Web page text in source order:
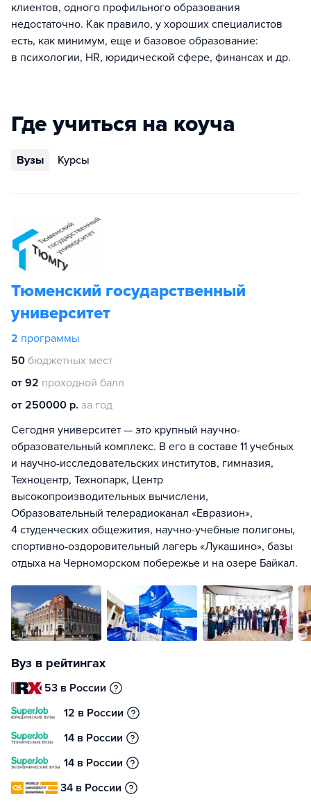
клиентов, одного профильного образования
недостаточно. Как правило, у хороших специалистов
есть, как минимум, еще и базовое образование:
в психологии, HR, юридической сфере, финансах и др.
Где учиться на коуча
Вузы Курсы
Тюменский государственный
университет
2 программы
50 бюджетных мест
от 92 проходной балл
от 250000 р. за год
Сегодня университет — это крупный научно-
образовательный комплекс. В его в составе 11 учебных
и научно-исследовательских институтов, гимназия,
Техноцентр, Технопарк, Центр
высокопроизводительных вычислени,
Образовательный телерадиоканал «Евразион»,
4 студенческих общежития, научно-учебные полигоны,
спортивно-оздоровительный лагерь «Лукашино», базы
отдыха на Черноморском побережье и на озере Байкал.
Вуз в рейтингах
53 в России
12 в России
14 в России
14 в России
34 в России